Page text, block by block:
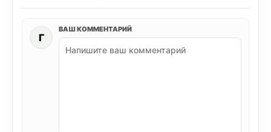
Г
ВАШ КОММЕНТАРИЙ